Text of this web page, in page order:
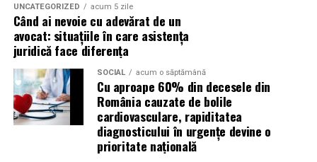
De ce contează vizibilitatea, nu
doar activitatea
Campania „Aleg să fiu vizibilă” (#AlegSaFiuVizibila)
este doar despre fotografie. Este despre o decizie pe
care fiecare dintre aceste femei a luat-o conștient: să nu
mai lase calitatea muncii lor să rămână un secret bine
UNCATEGORIZED acum 5 zile
Când ai nevoie cu adevărat de un
avocat: situațiile în care asistența
juridică face diferența
SOCIAL acum o săptămână
Cu aproape 60% din decesele din
România cauzate de bolile
cardiovasculare, rapiditatea
diagnosticului în urgențe devine o
prioritate națională